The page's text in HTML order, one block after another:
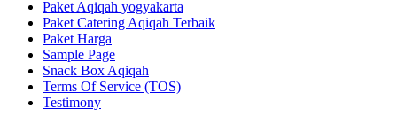
Paket Aqiqah yogyakarta
Paket Catering Aqiqah Terbaik
Paket Harga
Sample Page
Snack Box Aqiqah
Terms Of Service (TOS)
Testimony